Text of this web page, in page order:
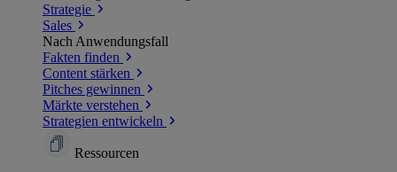
Strategie
Sales
Nach Anwendungsfall
Fakten finden
Content stärken
Pitches gewinnen
Märkte verstehen
Strategien entwickeln
Ressourcen